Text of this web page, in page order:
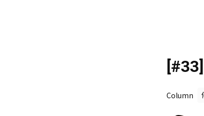
Column